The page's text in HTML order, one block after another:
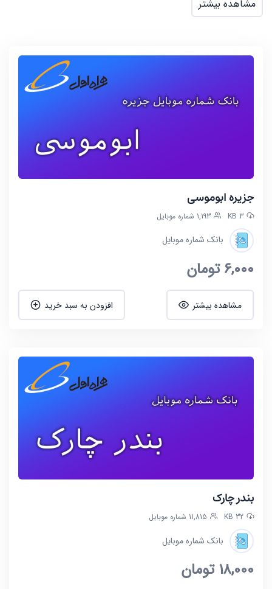
مشاهده بیشتر
جزیره ابوموسی
3 KB 1,193 شماره موبایل
بانک شماره موبایل
6,000تومان
مشاهده بیشتر افزودن به سبد خرید
بندر چارک
32 KB 11,815 شماره موبایل
بانک شماره موبایل
18,000تومان